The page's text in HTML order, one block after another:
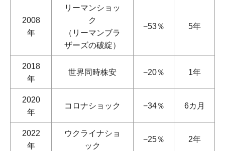
2008
年
リーマンショッ
ク
（リーマンブラ
ザーズの破綻）
−53％ 5年
2018
年
世界同時株安 −20％ 1年
2020
年
コロナショック −34％ 6カ月
2022
年
ウクライナショ
ック
−25％ 2年